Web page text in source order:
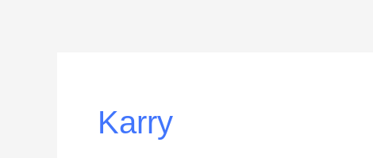
Karry